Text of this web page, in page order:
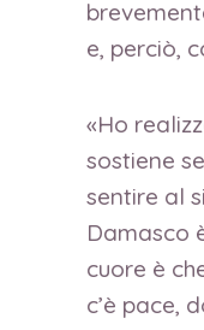
e, perciò,
«Ho
sostiene
sentire al
Damasco
cuore è
c’è pace,